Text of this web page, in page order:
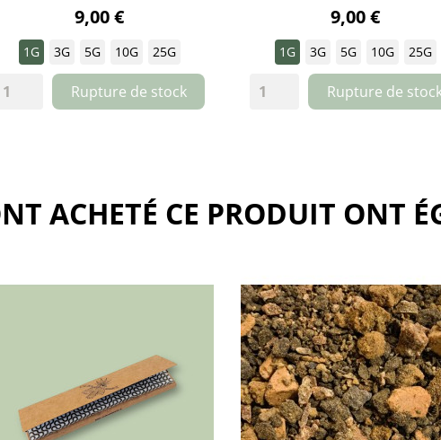
9,00 €
1G 3G 5G 10G 25G
Rupture de stock
9,00 €
1G 3G 5G 10G 25G
Rupture de
ACHETÉ CE PRODUIT ONT